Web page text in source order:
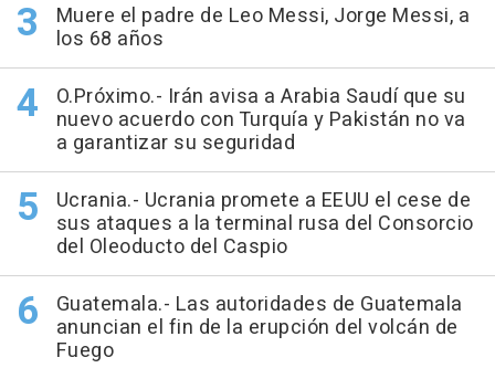
Muere el padre de Leo Messi, Jorge Messi, a
los 68 años
O.Próximo.- Irán avisa a Arabia Saudí que su
nuevo acuerdo con Turquía y Pakistán no va
a garantizar su seguridad
Ucrania.- Ucrania promete a EEUU el cese de
sus ataques a la terminal rusa del Consorcio
del Oleoducto del Caspio
Guatemala.- Las autoridades de Guatemala
anuncian el fin de la erupción del volcán de
Fuego